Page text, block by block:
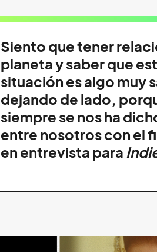
Siento que tener
planeta y saber que
situación es algo muy
dejando de lado,
siempre se nos ha
entre nosotros con el
en entrevista para